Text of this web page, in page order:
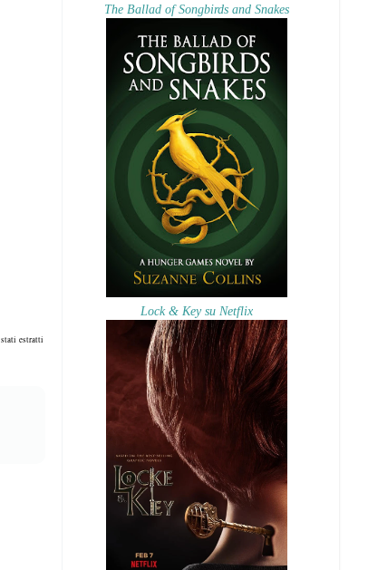
estratti
The Ballad of Songbirds and Snakes
Lock & Key su Netflix